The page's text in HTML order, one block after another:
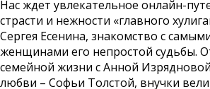
Нас ждет увлекательное онлайн-
страсти и нежности «главного
Сергея Есенина, знакомство с
женщинами его непростой судьбы.
семейной жизни с Анной
любви – Софьи Толстой, внучки